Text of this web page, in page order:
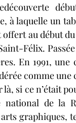
à laquelle un
offert au début
Félix.
En 1991,
comme une
là, si ce n’était
de la
graphiques,